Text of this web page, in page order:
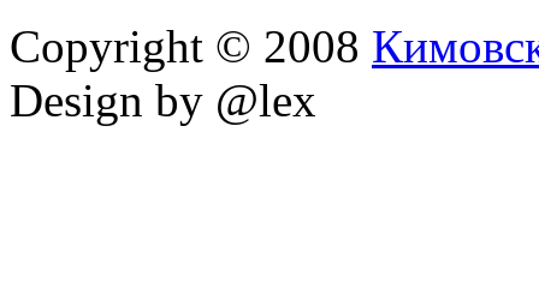
Copyright © 2008
Design by @lex